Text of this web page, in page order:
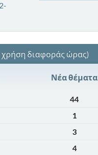
χρήση διαφοράς ώρας)
Νέα θέματα
44
1
3
4